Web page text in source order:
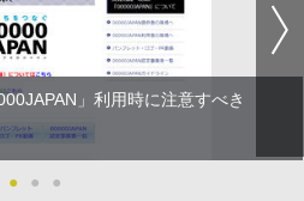
」利用時に注意すべき
● ● ●